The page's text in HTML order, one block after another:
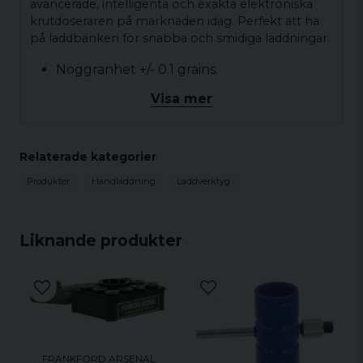
Liknande produkter
FRANKFORD ARSENAL
avancerade, intelligenta och exakta elektroniska
krutdoseraren på marknaden idag. Perfekt att ha
på laddbänken för snabba och smidiga laddningar.
Noggranhet +/- 0.1 grains.
Laddvikt från 0 till 250 grains.
Snabb, ca. 15 sekunder per laddning.
Levereras med två kalibreringsvikter.
Visa mer
Relaterade kategorier
Produkter Handladdning Laddverktyg